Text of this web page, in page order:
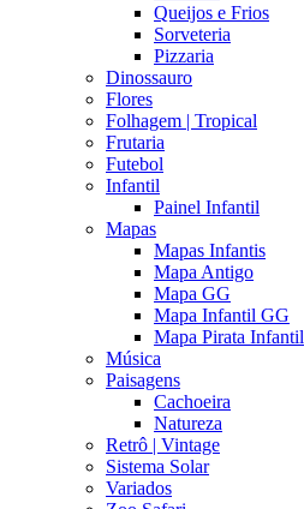
Queijos e Frios
Sorveteria
Pizzaria
Dinossauro
Flores
Folhagem | Tropical
Frutaria
Futebol
Infantil
Painel Infantil
Mapas
Mapas Infantis
Mapa Antigo
Mapa GG
Mapa Infantil GG
Mapa Pirata Infantil
Música
Paisagens
Cachoeira
Natureza
Retrô | Vintage
Sistema Solar
Variados